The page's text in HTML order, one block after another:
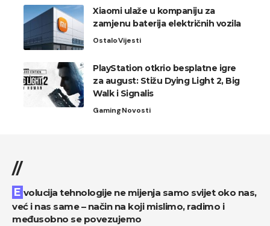
Xiaomi ulaže u kompaniju za
zamjenu baterija električnih vozila
OstaloVijesti
PlayStation otkrio besplatne igre
za august: Stižu Dying Light 2, Big
Walk i Signalis
GamingNovosti
//
Evolucija tehnologije ne mijenja samo svijet oko nas,
već i nas same – način na koji mislimo, radimo i
međusobno se povezujemo